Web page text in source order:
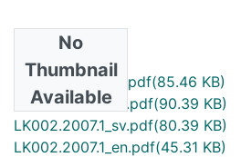
No
Thumbnail
Available
LG001.2007.1_sv.pdf(85.46 KB)
LG001.2007.1_en.pdf(90.39 KB)
LK002.2007.1_sv.pdf(80.39 KB)
LK002.2007.1_en.pdf(45.31 KB)